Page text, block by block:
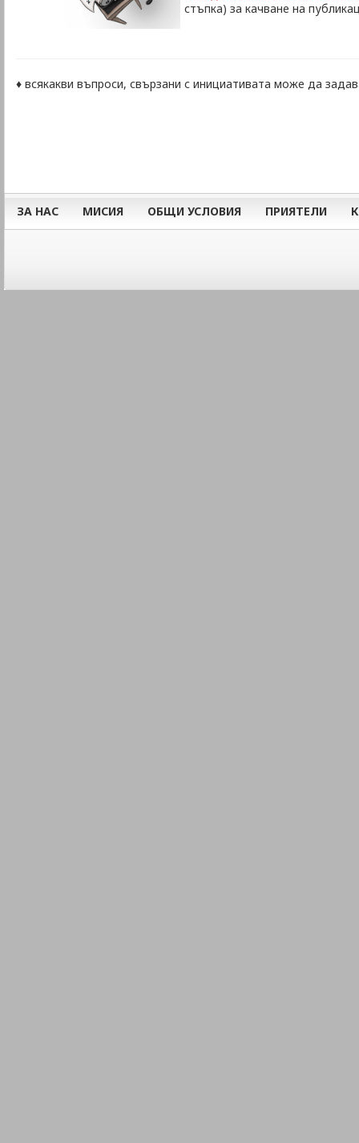
стъпка) за качване на
♦ всякакви въпроси, свързани с инициативата може да
ЗА НАС МИСИЯ ОБЩИ УСЛОВИЯ ПРИЯТЕЛИ